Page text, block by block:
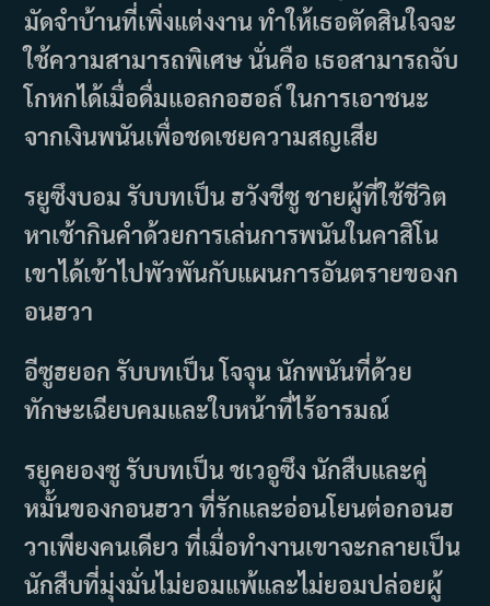
มัดจำบ้านที่เพิ่งแต่งงาน ทำให้เธอตัดสินใจจะ
ใช้ความสามารถพิเศษ นั่นคือ เธอสามารถจับ
โกหกได้เมื่อดื่มแอลกอฮอล์ ในการเอาชนะ
จากเงินพนันเพื่อชดเชยความสญเสีย
รยูซึงบอม รับบทเป็น ฮวังชีซู ชายผู้ที่ใช้ชีวิต
หาเช้ากินคำด้วยการเล่นการพนันในคาสิโน
เขาได้เข้าไปพัวพันกับแผนการอันตรายของก
อนฮวา
อีซูฮยอก รับบทเป็น โจจุน นักพนันที่ด้วย
ทักษะเฉียบคมและใบหน้าที่ไร้อารมณ์
รยูคยองซู รับบทเป็น ชเวอูซึง นักสืบและคู่
หมั้นของกอนฮวา ที่รักและอ่อนโยนต่อกอนฮ
วาเพียงคนเดียว ที่เมื่อทำงานเขาจะกลายเป็น
นักสืบที่มุ่งมั่นไม่ยอมแพ้และไม่ยอมปล่อยผู้